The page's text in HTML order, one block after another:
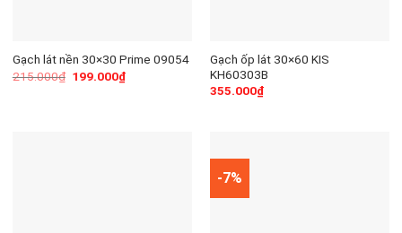
Gạch lát nền 30×30 Prime 09054
215.000₫ 199.000₫
Gạch ốp lát 30×60 KIS
KH60303B
355.000₫
-7%